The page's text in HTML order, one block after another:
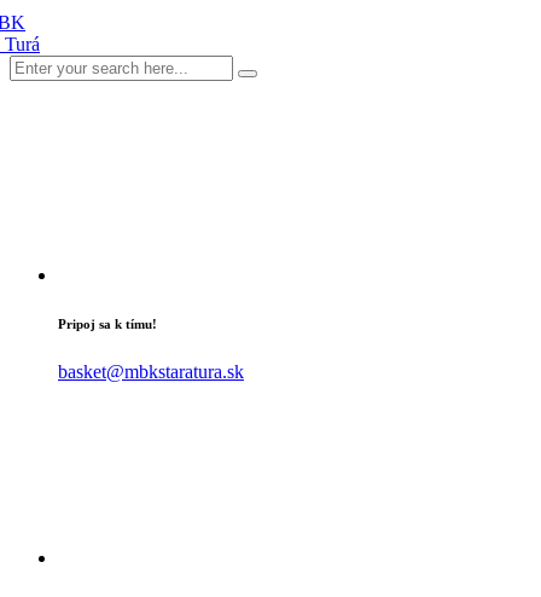
Pripoj sa k tímu!
basket@mbkstaratura.sk